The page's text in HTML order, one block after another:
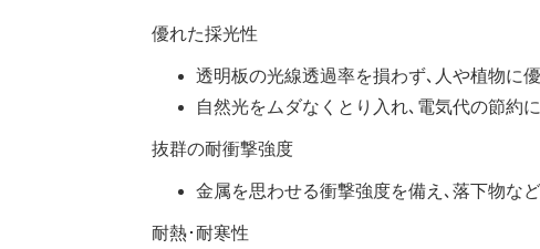
優れた採光性
透明板の光線透過率を損わず､人や植物に
自然光をムダなくとり入れ､電気代の節約
抜群の耐衝撃強度
金属を思わせる衝撃強度を備え､落下物な
耐熱･耐寒性